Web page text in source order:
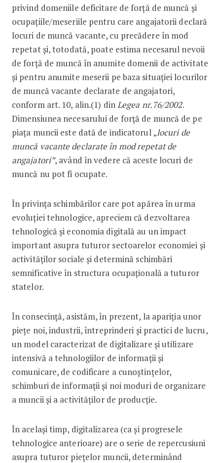
privind domeniile deficitare de forță de muncă și
ocupațiile/meseriile pentru care angajatorii declară
locuri de muncă vacante, cu precădere în mod
repetat și, totodată, poate estima necesarul nevoii
de forță de muncă în anumite domenii de activitate
și pentru anumite meserii pe baza situației locurilor
de muncă vacante declarate de angajatori,
conform art. 10, alin.(1) dinLegea nr.76/2002.
Dimensiunea necesarului de forță de muncă de pe
piața muncii este dată de indicatorul „locuri de
muncă vacante declarate în mod repetat de
angajatori”, având în vedere că aceste locuri de
muncă nu pot fi ocupate.
În privința schimbărilor care pot apărea în urma
evoluției tehnologice, apreciem că dezvoltarea
tehnologică și economia digitală au un impact
important asupra tuturor sectoarelor economiei și
activităților sociale și determină schimbări
semnificative în structura ocupaţională a tuturor
statelor.
În consecință, asistăm, în prezent, la apariţia unor
pieţe noi, industrii, întreprinderi şi practici de lucru,
un model caracterizat de digitalizare şi utilizare
intensivă a tehnologiilor de informaţii şi
comunicare, de codificare a cunoştinţelor,
schimburi de informaţii şi noi moduri de organizare
a muncii şi a activităților de producţie.
În același timp, digitalizarea (ca și progresele
tehnologice anterioare) are o serie de repercusiuni
asupra tuturor piețelor muncii, determinând